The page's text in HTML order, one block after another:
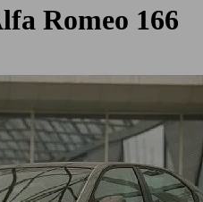
Romeo 166